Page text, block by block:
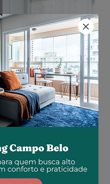
de Melo